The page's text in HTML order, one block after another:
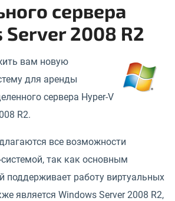
сервера
2008 R2
вам новую
для аренды
сервера Hyper-V
R2.
все возможности
системой, так как основным
поддерживает работу виртуальных
является Windows Server 2008 R2,